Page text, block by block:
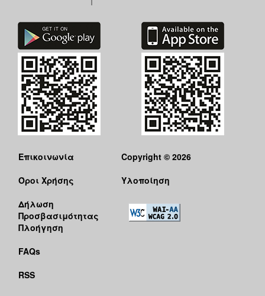
Επικοινωνία
Όροι Χρήσης
Δήλωση
Προσβασιμότητας
Πλοήγηση
FAQs
RSS
Copyright © 2026
Υλοποίηση